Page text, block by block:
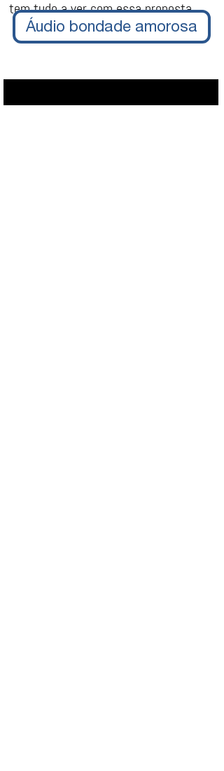
tem tudo a ver com essa proposta
Áudio bondade amorosa